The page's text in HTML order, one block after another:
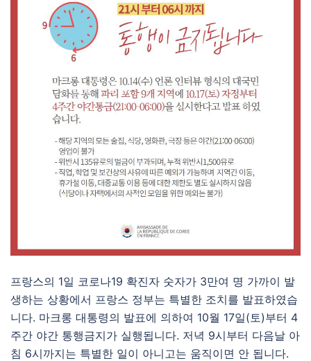
프랑스의 1일 코로나19 확진자 숫자가 3만여 명 가까이 발
생하는 상황에서 프랑스 정부는 특별한 조치를 발표하였습
니다. 마크롱 대통령의 발표에 의하여 10월 17일(토)부터 4
주간 야간 통행금지가 실행됩니다. 저녁 9시부터 다음날 아
침 6시까지는 특별한 일이 아니고는 움직이면 안 됩니다.